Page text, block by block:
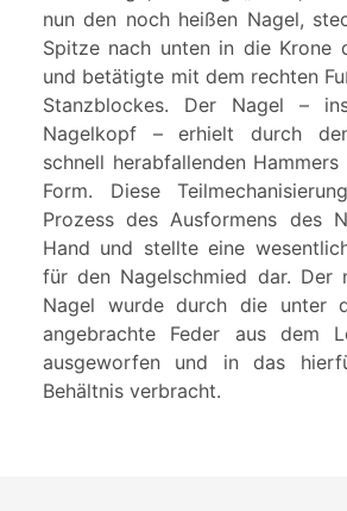
nun den noch heißen Nagel,
Spitze nach unten in die Krone
und betätigte mit dem rechten
Stanzblockes. Der Nagel –
Nagelkopf – erhielt durch
schnell herabfallenden
Form. Diese
Prozess des Ausformens des
Hand und stellte eine
für den Nagelschmied dar. Der
Nagel wurde durch die unter
angebrachte Feder aus dem
ausgeworfen und in das
Behältnis verbracht.